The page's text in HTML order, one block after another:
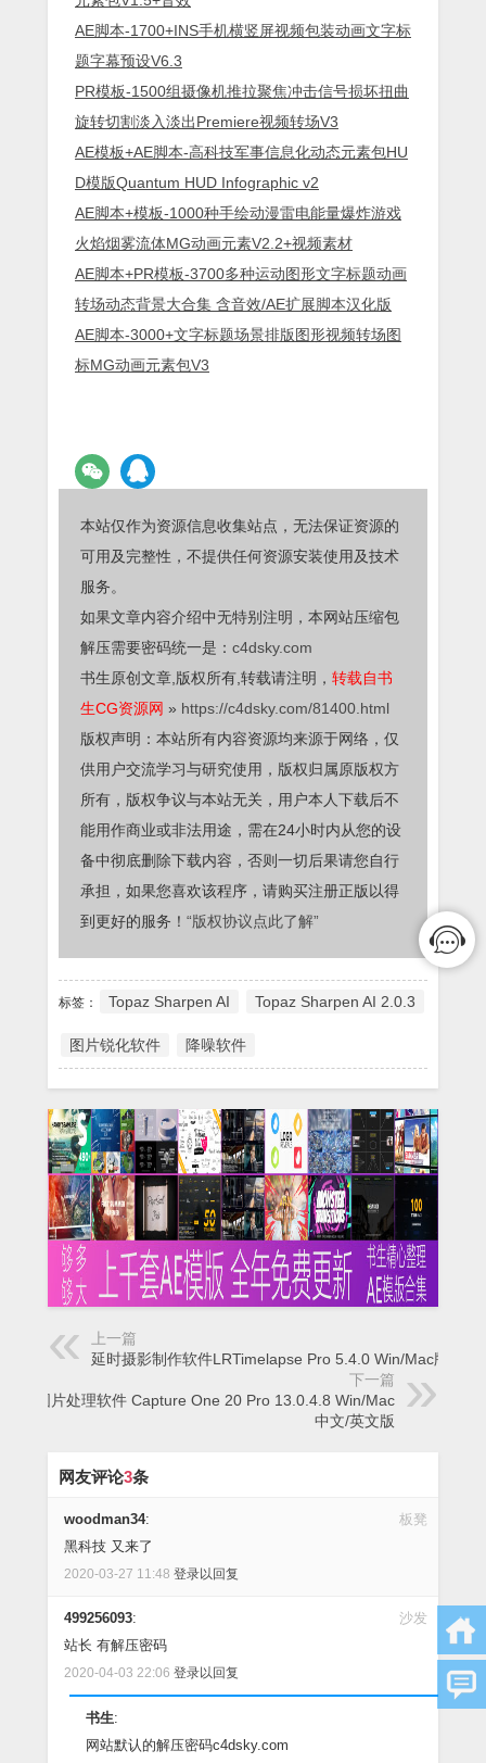
AE脚本-1700+INS手机横竖屏视频包装动画文字标
题字幕预设V6.3
PR模板-1500组摄像机推拉聚焦冲击信号损坏扭曲
旋转切割淡入淡出Premiere视频转场V3
AE模板+AE脚本-高科技军事信息化动态元素包HU
D模版Quantum HUD Infographic v2
AE脚本+模板-1000种手绘动漫雷电能量爆炸游戏
火焰烟雾流体MG动画元素V2.2+视频素材
AE脚本+PR模板-3700多种运动图形文字标题动画
转场动态背景大合集 含音效/AE扩展脚本汉化版
AE脚本-3000+文字标题场景排版图形视频转场图
标MG动画元素包V3
本站仅作为资源信息收集站点，无法保证资源的
可用及完整性，不提供任何资源安装使用及技术
服务。
如果文章内容介绍中无特别注明，本网站压缩包
解压需要密码统一是： c4dsky.com
书生原创文章,版权所有,转载请注明， 转载自书
生CG资源网 » https://c4dsky.com/81400.html
版权声明：本站所有内容资源均来源于网络，仅
供用户交流学习与研究使用，版权归属原版权方
所有，版权争议与本站无关，用户本人下载后不
能用作商业或非法用途，需在24小时内从您的设
备中彻底删除下载内容，否则一切后果请您自行
承担，如果您喜欢该程序，请购买注册正版以得
到更好的服务！ “版权协议点此了解”
标签： Topaz Sharpen AI Topaz Sharpen AI 2.0.3
图片锐化软件 降噪软件
上一篇
延时摄影制作软件LRTimelapse Pro 5.4.0 Win/Mac版
下一篇
飞思图片处理软件 Capture One 20 Pro 13.0.4.8 Win/Mac
中文/英文版
网友评论3条
板凳
woodman34:
黑科技 又来了
2020-03-27 11:48 登录以回复
沙发
499256093:
站长 有解压密码
2020-04-03 22:06 登录以回复
书生:
网站默认的解压密码c4dsky.com